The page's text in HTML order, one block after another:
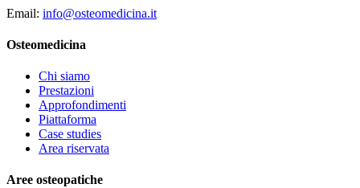
Email: info@osteomedicina.it
Osteomedicina
Chi siamo
Prestazioni
Approfondimenti
Piattaforma
Case studies
Area riservata
Aree osteopatiche